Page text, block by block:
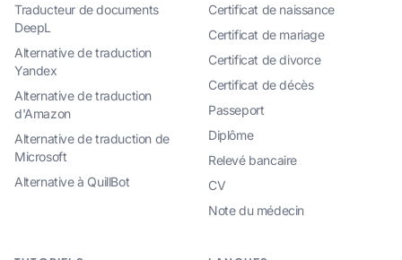
Traducteur de documents
DeepL
Alternative de traduction
Yandex
Alternative de traduction
d'Amazon
Alternative de traduction de
Microsoft
Alternative à QuillBot
Certificat de naissance
Certificat de mariage
Certificat de divorce
Certificat de décès
Passeport
Diplôme
Relevé bancaire
CV
Note du médecin